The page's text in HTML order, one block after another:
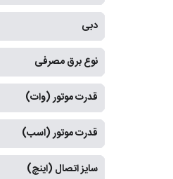
دبی
نوع برق مصرفی
قدرت موتور (وات)
قدرت موتور (اسب)
سایز اتصال (اینچ)